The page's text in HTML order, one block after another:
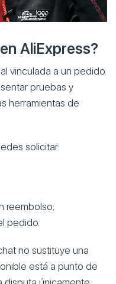
AliExpress?
vinculada a un pedido.
pruebas y
herramientas de
solicitar:
reembolso;
pedido.
no sustituye una
está a punto de